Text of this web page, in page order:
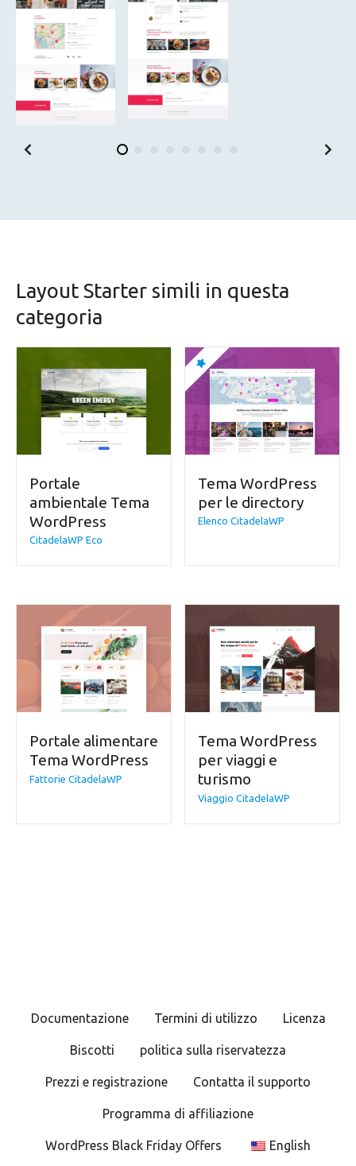
Layout Starter simili in questa
categoria
Portale
ambientale Tema
WordPress
CitadelaWP Eco
Tema WordPress
per le directory
Elenco CitadelaWP
Portale alimentare
Tema WordPress
Fattorie CitadelaWP
Tema WordPress
per viaggi e
turismo
Viaggio CitadelaWP
Documentazione Termini di utilizzo Licenza
Biscotti politica sulla riservatezza
Prezzi e registrazione Contatta il supporto
Programma di affiliazione
WordPress Black Friday Offers English